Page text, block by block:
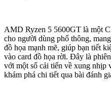
AMD Ryzen 5 5600GT là một
cho người dùng phổ thông,
đồ họa mạnh mẽ, giúp bạn tiết
vào card đồ họa rời. Đây là
với một số cải tiến về xung nhịp
khám phá chi tiết qua bài đánh